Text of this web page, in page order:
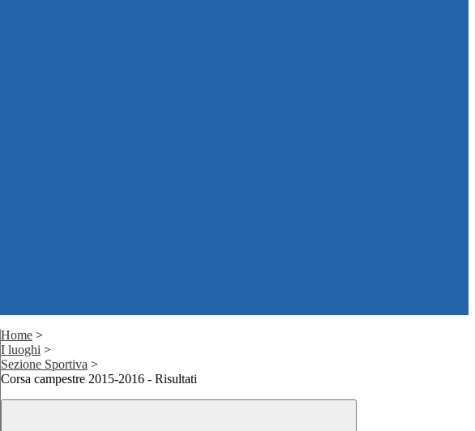
Home >
I luoghi >
Sezione Sportiva >
Corsa campestre 2015-2016 - Risultati